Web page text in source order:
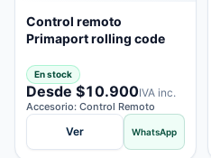
Control remoto
Primaport rolling code
En stock
Desde $10.900IVA inc.
Accesorio: Control Remoto
Ver WhatsApp